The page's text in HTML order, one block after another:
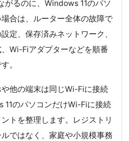
がるのに、Windows 11のパソ
合は、ルーター全体の故障で
定、保存済みネットワーク、
Wi-Fiアダプターなどを順番
。
他の端末は同じWi-Fiに接続
11のパソコンだけWi-Fiに接続
トを整理します。レジストリ
ではなく、家庭や小規模事務